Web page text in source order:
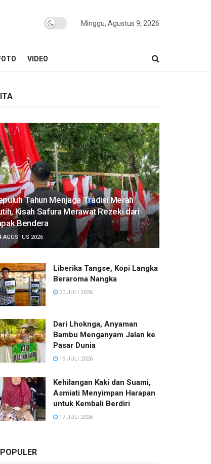
Minggu, Agustus 9, 2026
VIDEO
Tahun Menjaga Tradisi Merah
Kisah Safura Merawat Rezeki dari
Bendera
AGUSTUS 2026
Liberika Tangse, Kopi Langka
Beraroma Nangka
20 JULI 2026
Dari Lhoknga, Anyaman
Bambu Menganyam Jalan ke
Pasar Dunia
19 JULI 2026
Kehilangan Kaki dan Suami,
Asmiati Menyimpan Harapan
untuk Kembali Berdiri
17 JULI 2026